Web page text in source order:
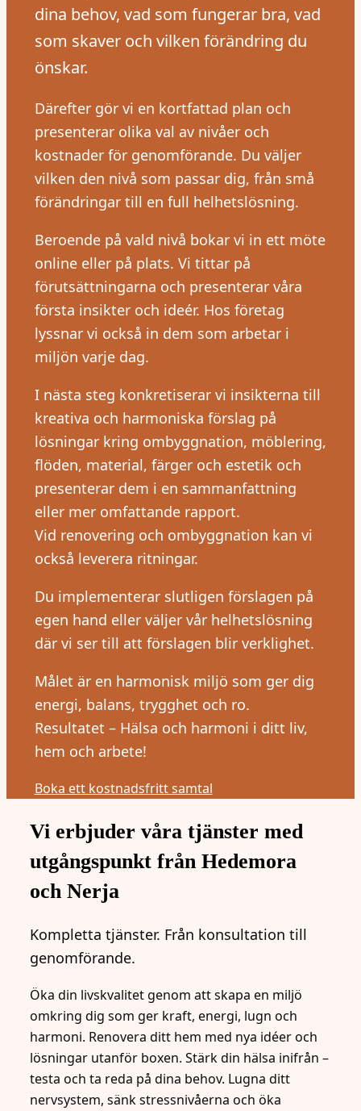
dina behov, vad som fungerar bra, vad
som skaver och vilken förändring du
önskar.
Därefter gör vi en kortfattad plan och
presenterar olika val av nivåer och
kostnader för genomförande. Du väljer
vilken den nivå som passar dig, från små
förändringar till en full helhetslösning.
Beroende på vald nivå bokar vi in ett möte
online eller på plats. Vi tittar på
förutsättningarna och presenterar våra
första insikter och ideér. Hos företag
lyssnar vi också in dem som arbetar i
miljön varje dag.
I nästa steg konkretiserar vi insikterna till
kreativa och harmoniska förslag på
lösningar kring ombyggnation, möblering,
flöden, material, färger och estetik och
presenterar dem i en sammanfattning
eller mer omfattande rapport.
Vid renovering och ombyggnation kan vi
också leverera ritningar.
Du implementerar slutligen förslagen på
egen hand eller väljer vår helhetslösning
där vi ser till att förslagen blir verklighet.
Målet är en harmonisk miljö som ger dig
energi, balans, trygghet och ro.
Resultatet – Hälsa och harmoni i ditt liv,
hem och arbete!
Boka ett kostnadsfritt samtal
Vi erbjuder våra tjänster med
utgångspunkt från Hedemora
och Nerja
Kompletta tjänster. Från konsultation till
genomförande.
Öka din livskvalitet genom att skapa en miljö
omkring dig som ger kraft, energi, lugn och
harmoni. Renovera ditt hem med nya idéer och
lösningar utanför boxen. Stärk din hälsa inifrån –
testa och ta reda på dina behov. Lugna ditt
nervsystem, sänk stressnivåerna och öka